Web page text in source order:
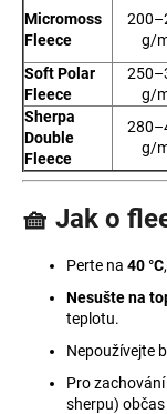
Micromoss
Fleece
g/
Soft Polar
Fleece
g/
Sherpa
Double
Fleece
g/
🧺 Jak o
Perte na 40 °C
Nesušte na
teplotu.
Nepoužívejte
Pro
sherpu)